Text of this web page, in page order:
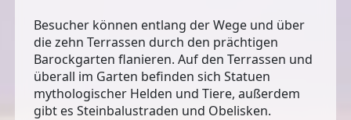
Besucher können entlang der Wege und über
diezehn Terrassen durch den prächtigen
Barockgarten flanieren. Auf den Terrassen und
überall im Garten befinden sich Statuen
mythologischer Helden und Tiere, außerdem
gibt es Steinbalustraden und Obelisken.